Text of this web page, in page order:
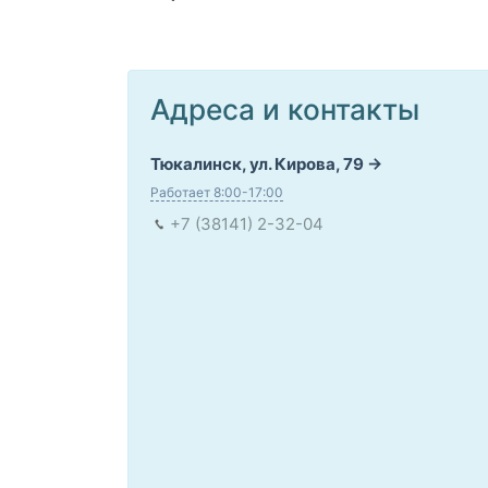
Адреса и контакты
Тюкалинск, ул. Кирова, 79
Работает 8:00-17:00
+7 (38141) 2-32-04